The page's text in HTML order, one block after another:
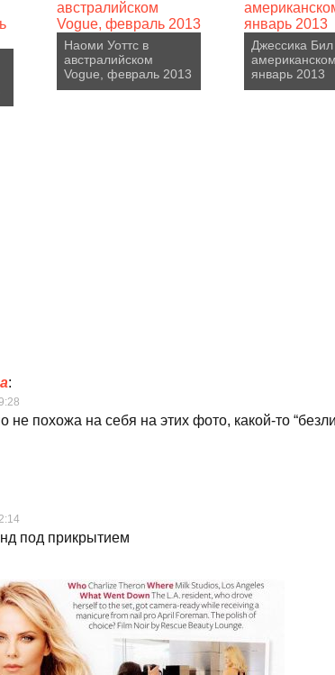
Наоми Уоттс в
австралийском
Vogue, февраль 2013
Джессика Бил
январь 2013
:
не похожа на себя на этих фото, какой-то
под прикрытием